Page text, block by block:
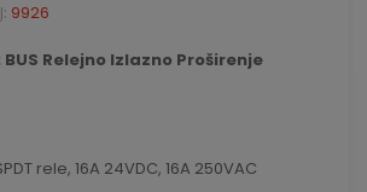
9926
BUS Relejno Izlazno Proširenje
rele, 16A 24VDC, 16A 250VAC